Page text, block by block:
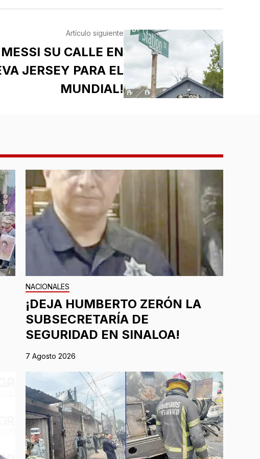
Artículo siguiente
MESSI SU CALLE EN
JERSEY PARA EL
MUNDIAL!
NACIONALES
¡DEJA HUMBERTO ZERÓN LA
SUBSECRETARÍA DE
SEGURIDAD EN SINALOA!
7 Agosto 2026